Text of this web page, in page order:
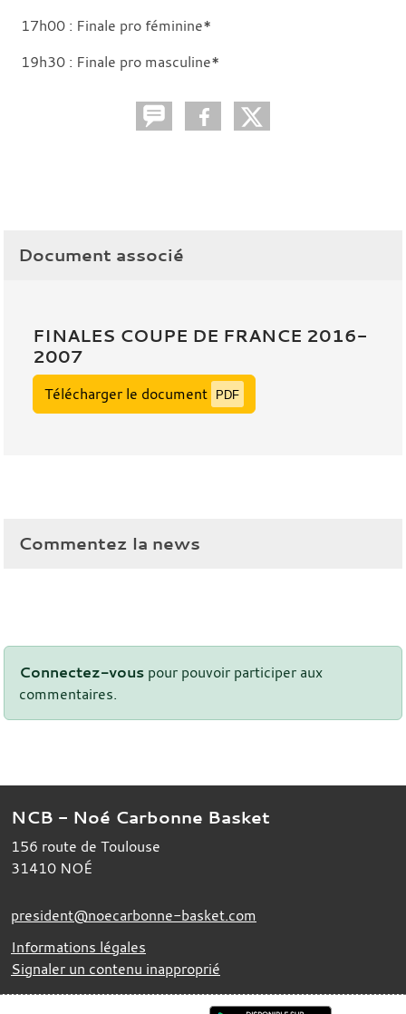
17h00 : Finale pro féminine*
19h30 : Finale pro masculine*
Document associé
FINALES COUPE DE FRANCE 2016-
2007
Télécharger le document PDF
Commentez la news
Connectez-vous pour pouvoir participer aux
commentaires.
NCB - Noé Carbonne Basket
156 route de Toulouse
31410 NOÉ
president@noecarbonne-basket.com
Informations légales
Signaler un contenu inapproprié